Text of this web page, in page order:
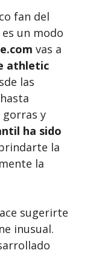
fan del
un modo
vas a
athletic
las
y
ha sido
la
la
sugerirte
inusual.